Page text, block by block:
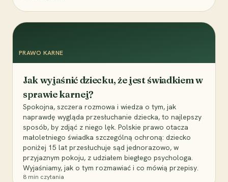
PRAWO KARNE
Jak wyjaśnić dziecku, że jest świadkiem w
sprawie karnej?
Spokojna, szczera rozmowa i wiedza o tym, jak
naprawdę wygląda przesłuchanie dziecka, to najlepszy
sposób, by zdjąć z niego lęk. Polskie prawo otacza
małoletniego świadka szczególną ochroną: dziecko
poniżej 15 lat przesłuchuje sąd jednorazowo, w
przyjaznym pokoju, z udziałem biegłego psychologa.
Wyjaśniamy, jak o tym rozmawiać i co mówią przepisy.
8 min czytania